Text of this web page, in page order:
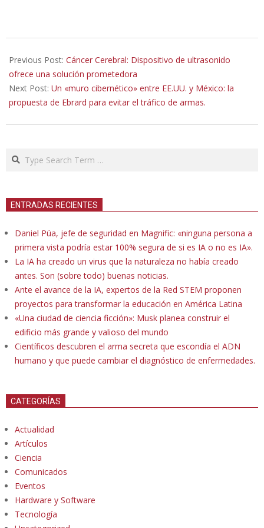
07-
19
Previous Post: Cáncer Cerebral: Dispositivo de ultrasonido
ofrece una solución prometedora
Next Post: Un «muro cibernético» entre EE.UU. y México: la
propuesta de Ebrard para evitar el tráfico de armas.
Search
ENTRADAS RECIENTES
Daniel Púa, jefe de seguridad en Magnific: «ninguna persona a
primera vista podría estar 100% segura de si es IA o no es IA».
La IA ha creado un virus que la naturaleza no había creado
antes. Son (sobre todo) buenas noticias.
Ante el avance de la IA, expertos de la Red STEM proponen
proyectos para transformar la educación en América Latina
«Una ciudad de ciencia ficción»: Musk planea construir el
edificio más grande y valioso del mundo
Científicos descubren el arma secreta que escondía el ADN
humano y que puede cambiar el diagnóstico de enfermedades.
CATEGORÍAS
Actualidad
Artículos
Ciencia
Comunicados
Eventos
Hardware y Software
Tecnología